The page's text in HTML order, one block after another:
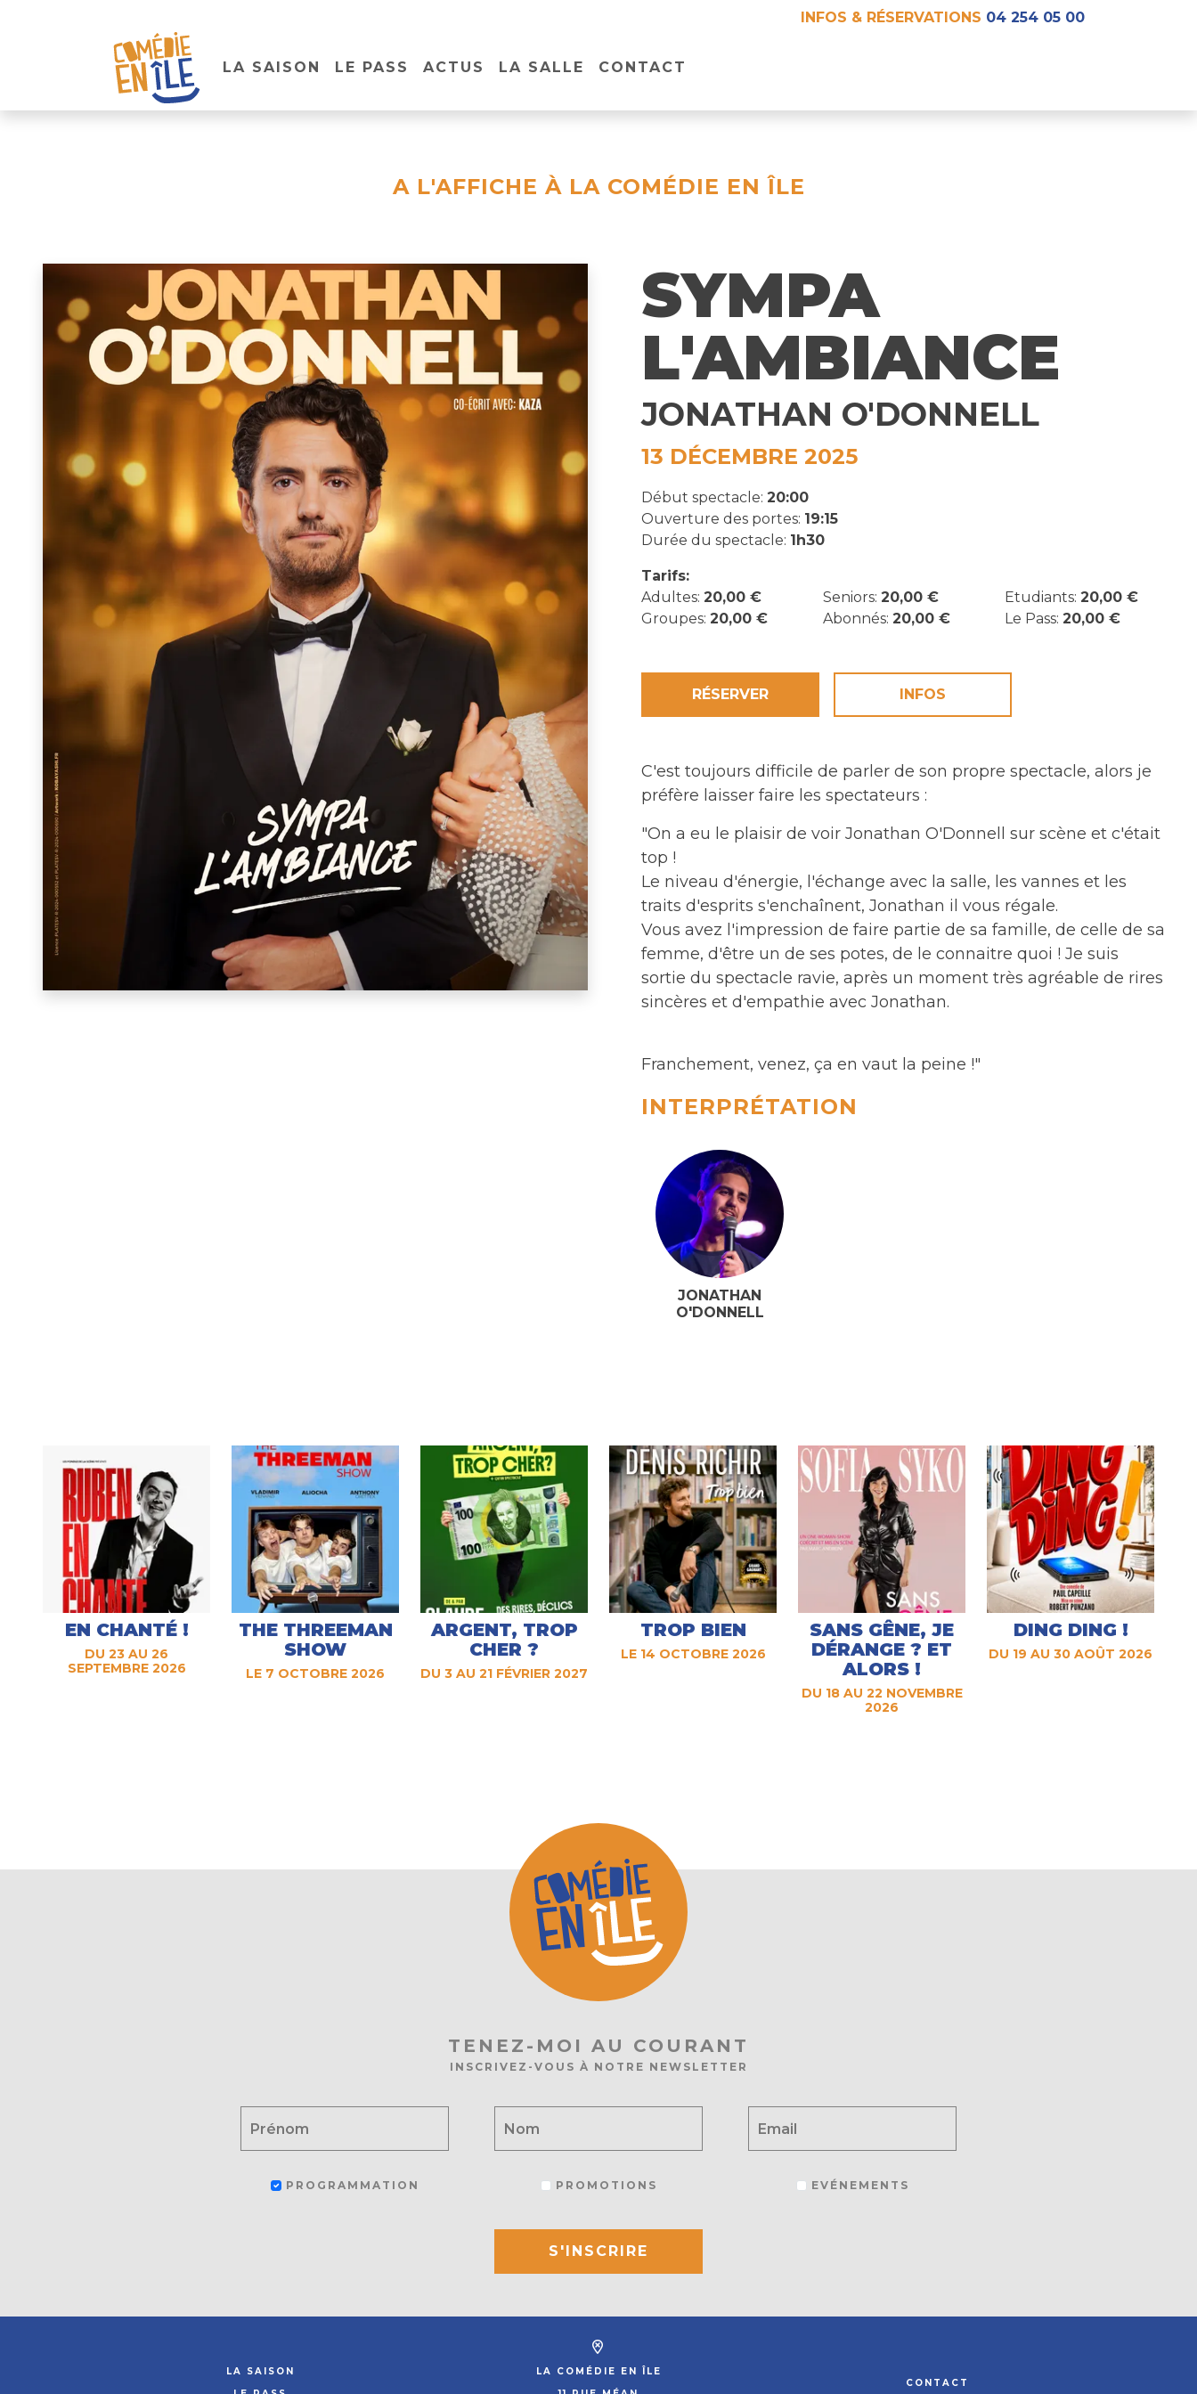
INFOS & RÉSERVATIONS 04 254 05 00
LA SAISON LE PASS ACTUS LA SALLE CONTACT
A L'AFFICHE À LA COMÉDIE EN ÎLE
SYMPA
L'AMBIANCE
JONATHAN O'DONNELL
13 DÉCEMBRE 2025
Début spectacle: 20:00
Ouverture des portes: 19:15
Durée du spectacle: 1h30
Tarifs:
Adultes: 20,00 € Seniors: 20,00 € Etudiants: 20,00 €
Groupes: 20,00 € Abonnés: 20,00 € Le Pass: 20,00 €
RÉSERVER INFOS
C'est toujours difficile de parler de son propre spectacle, alors je
préfère laisser faire les spectateurs :
"On a eu le plaisir de voir Jonathan O'Donnell sur scène et c'était
top !
Le niveau d'énergie, l'échange avec la salle, les vannes et les
traits d'esprits s'enchaînent, Jonathan il vous régale.
Vous avez l'impression de faire partie de sa famille, de celle de sa
femme, d'être un de ses potes, de le connaitre quoi ! Je suis
sortie du spectacle ravie, après un moment très agréable de rires
sincères et d'empathie avec Jonathan.
Franchement, venez, ça en vaut la peine !"
INTERPRÉTATION
JONATHAN
O'DONNELL
EN CHANTÉ !
DU 23 AU 26
SEPTEMBRE 2026
THE THREEMAN
SHOW
LE 7 OCTOBRE 2026
ARGENT, TROP
CHER ?
DU 3 AU 21 FÉVRIER 2027
TROP BIEN
LE 14 OCTOBRE 2026
SANS GÊNE, JE
DÉRANGE ? ET
ALORS !
DU 18 AU 22 NOVEMBRE
2026
DING DING !
DU 19 AU 30 AOÛT 2026
TENEZ-MOI AU COURANT
INSCRIVEZ-VOUS À NOTRE NEWSLETTER
PROGRAMMATION PROMOTIONS EVÉNEMENTS
S'INSCRIRE
LA SAISON
LA COMÉDIE EN ÎLE
CONTACT